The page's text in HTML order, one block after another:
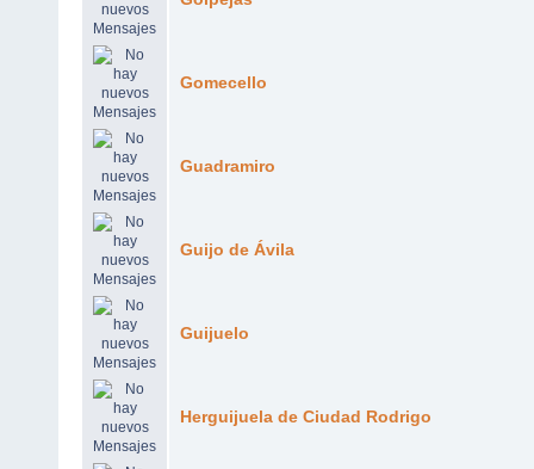
Gomecello
Guadramiro
Guijo de Ávila
Guijuelo
Herguijuela de Ciudad Rodrigo